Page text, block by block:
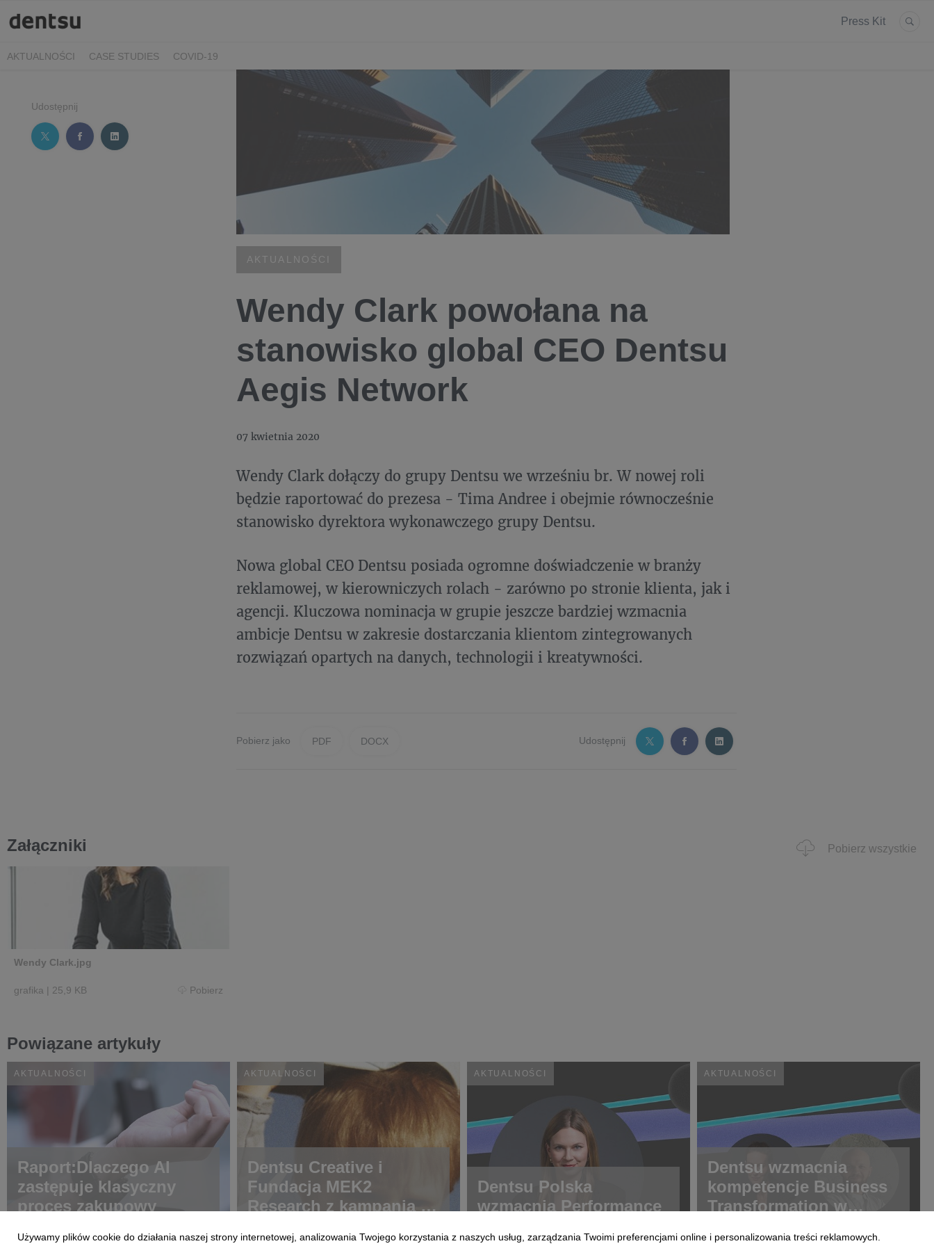
Press Kit
AKTUALNOŚCI CASE STUDIES COVID-19
Udostępnij
AKTUALNOŚCI
Wendy Clark powołana na
stanowisko global CEO Dentsu
Aegis Network
07 kwietnia 2020
Wendy Clark dołączy do grupy Dentsu we wrześniu br. W nowej roli
będzie raportować do prezesa - Tima Andree i obejmie równocześnie
stanowisko dyrektora wykonawczego grupy Dentsu.
Nowa global CEO Dentsu posiada ogromne doświadczenie w branży
reklamowej, w kierowniczych rolach - zarówno po stronie klienta, jak i
agencji. Kluczowa nominacja w grupie jeszcze bardziej wzmacnia
ambicje Dentsu w zakresie dostarczania klientom zintegrowanych
rozwiązań opartych na danych, technologii i kreatywności.
Pobierz jako PDF DOCX Udostępnij
Załączniki Pobierz wszystkie
Wendy Clark.jpg
grafika | 25,9 KB Pobierz
Powiązane artykuły
AKTUALNOŚCI
Raport:Dlaczego AI
zastępuje klasyczny
proces zakupowy
AKTUALNOŚCI
Dentsu Creative i
Fundacja MEK2
Research z kampanią o
AKTUALNOŚCI
Dentsu Polska
wzmacnia Performance
AKTUALNOŚCI
Dentsu wzmacnia
kompetencje Business
Transformation w
Używamy plików cookie do działania naszej strony internetowej, analizowania Twojego korzystania z naszych usług, zarządzania Twoimi preferencjami online i personalizowania treści reklamowych.